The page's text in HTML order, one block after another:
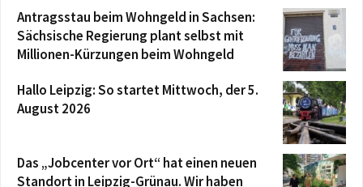
Antragsstau beim Wohngeld in Sachsen:
Sächsische Regierung plant selbst mit
Millionen-Kürzungen beim Wohngeld
Hallo Leipzig: So startet Mittwoch, der 5.
August 2026
Das „Jobcenter vor Ort“ hat einen neuen
Standort in Leipzig-Grünau. Wir haben